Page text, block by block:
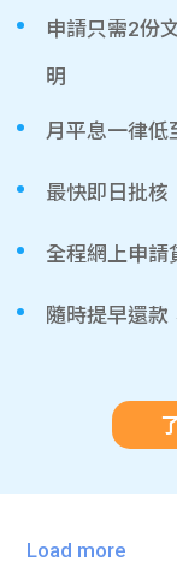
申請只需2份
明
月平息一律低
最快即日批核
全程網上申請
隨時提早還款
Load more